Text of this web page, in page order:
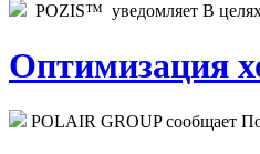
POZIS™ уведомляет В
Оптимизация
POLAIR GROUP сообщает